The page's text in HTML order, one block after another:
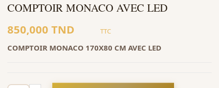
COMPTOIR MONACO AVEC LED
850,000 TND TTC
COMPTOIR MONACO 170X80 CM AVEC LED